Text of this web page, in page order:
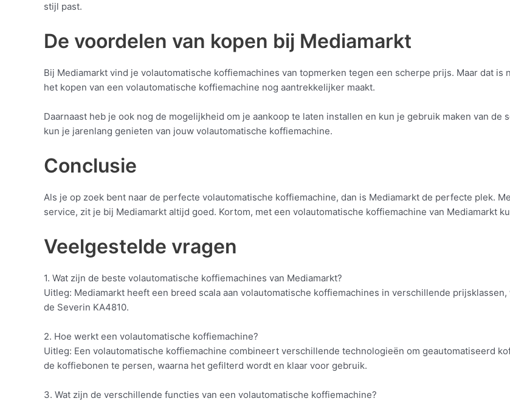
stijl past.
De voordelen van kopen bij Mediamarkt
Bij Mediamarkt vind je volautomatische koffiemachines van topmerken tegen een scherpe prijs. Maar dat
het kopen van een volautomatische koffiemachine nog aantrekkelijker maakt.
Daarnaast heb je ook nog de mogelijkheid om je aankoop te laten installen en kun je gebruik maken van
kun je jarenlang genieten van jouw volautomatische koffiemachine.
Conclusie
Als je op zoek bent naar de perfecte volautomatische koffiemachine, dan is Mediamarkt de perfecte plek.
service, zit je bij Mediamarkt altijd goed. Kortom, met een volautomatische koffiemachine van Mediamarkt
Veelgestelde vragen
1. Wat zijn de beste volautomatische koffiemachines van Mediamarkt?
Uitleg: Mediamarkt heeft een breed scala aan volautomatische koffiemachines in verschillende
de Severin KA4810.
2. Hoe werkt een volautomatische koffiemachine?
Uitleg: Een volautomatische koffiemachine combineert verschillende technologieën om geautomatiseerd
de koffiebonen te persen, waarna het gefilterd wordt en klaar voor gebruik.
3. Wat zijn de verschillende functies van een volautomatische koffiemachine?